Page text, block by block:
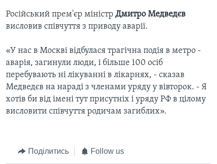
Російський прем'єр міністр Дмитро Медведєв
висловив співчуття з приводу аварії.
«У нас в Москві відбулася трагічна подія в метро -
аварія, загинули люди, і більше 100 осіб
перебувають ні лікуванні в лікарнях, - сказав
Медведєв на нараді з членами уряду у вівторок. - Я
хотів би від імені тут присутніх і уряду РФ в цілому
висловити співчуття родичам загиблих».
Поділитись Follow us